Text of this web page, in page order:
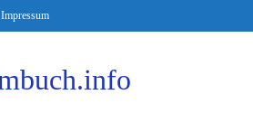
Impressum